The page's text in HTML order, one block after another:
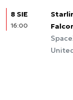
8 SIE
16:00